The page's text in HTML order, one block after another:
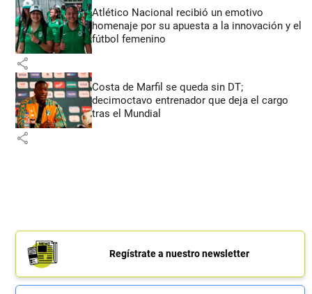
Atlético Nacional recibió un emotivo
homenaje por su apuesta a la innovación y el
fútbol femenino
share
Costa de Marfil se queda sin DT;
decimoctavo entrenador que deja el cargo
tras el Mundial
share
Regístrate a nuestro newsletter